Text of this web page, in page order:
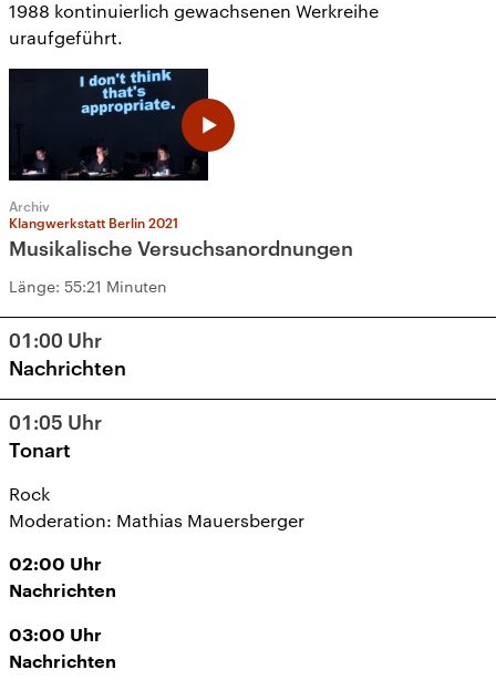
1988 kontinuierlich gewachsenen Werkreihe
uraufgeführt.
Archiv
Klangwerkstatt Berlin 2021
Musikalische Versuchsanordnungen
Länge: 55:21 Minuten
01:00 Uhr
Nachrichten
01:05 Uhr
Tonart
Rock
Moderation: Mathias Mauersberger
02:00 Uhr
Nachrichten
03:00 Uhr
Nachrichten